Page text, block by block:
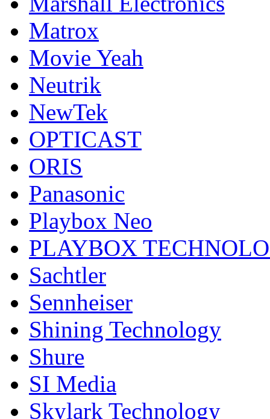
Matrox
Movie Yeah
Neutrik
NewTek
OPTICAST
ORIS
Panasonic
Playbox Neo
PLAYBOX
Sachtler
Sennheiser
Shining Technology
Shure
SI Media
Skylark Technology